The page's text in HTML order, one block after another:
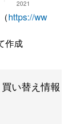
https://ww
作成
い替え情報